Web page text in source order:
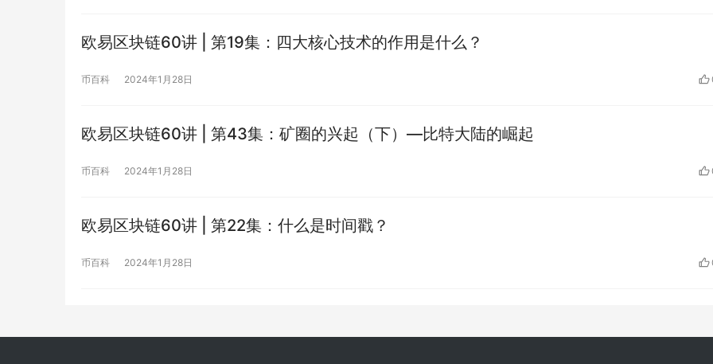
欧易区块链60讲 | 第19集：四大核心技术的作用是什么？
币百科 2024年1月28日
欧易区块链60讲 | 第43集：矿圈的兴起（下）—比特大陆的崛起
币百科 2024年1月28日
欧易区块链60讲 | 第22集：什么是时间戳？
币百科 2024年1月28日